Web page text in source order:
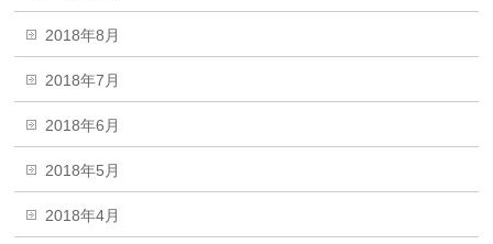
2018年8月
2018年7月
2018年6月
2018年5月
2018年4月